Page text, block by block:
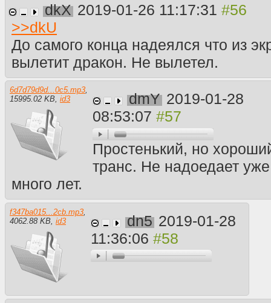
dkX 2019-01-26 11:17:31
>>dkU
До самого конца надеялся что из
вылетит дракон. Не вылетел.
6d7d79d9d...0c5.mp3,
15995.02 KB, id3 dmY 2019-01-28
08:53:07
Простенький, но
транс. Не надоедает уже
много лет.
f347ba015...2cb.mp3
4062.88 KB id3 dn5 2019-01-28
11:36:06